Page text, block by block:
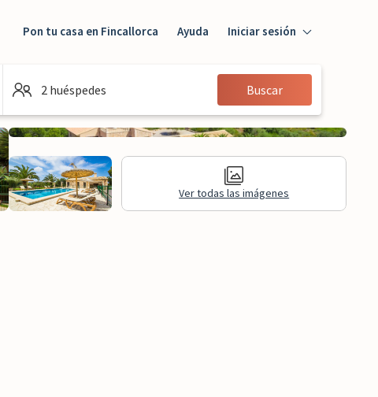
Pon tu casa en Fincallorca Ayuda Iniciar sesión
Iniciar sesión
Huésped
2 huéspedes Buscar
Ver todas las imágenes